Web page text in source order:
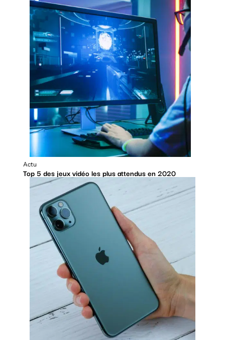
Actu
Top 5 des jeux vidéo les plus attendus en 2020